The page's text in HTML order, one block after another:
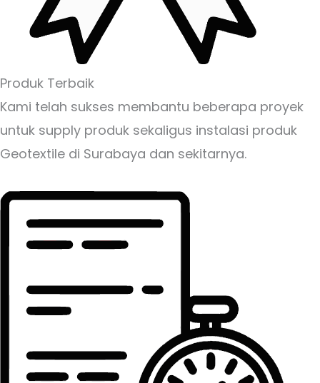
Produk Terbaik
Kami telah sukses membantu beberapa proyek
untuk supply produk sekaligus instalasi produk
Geotextile di Surabaya dan sekitarnya.